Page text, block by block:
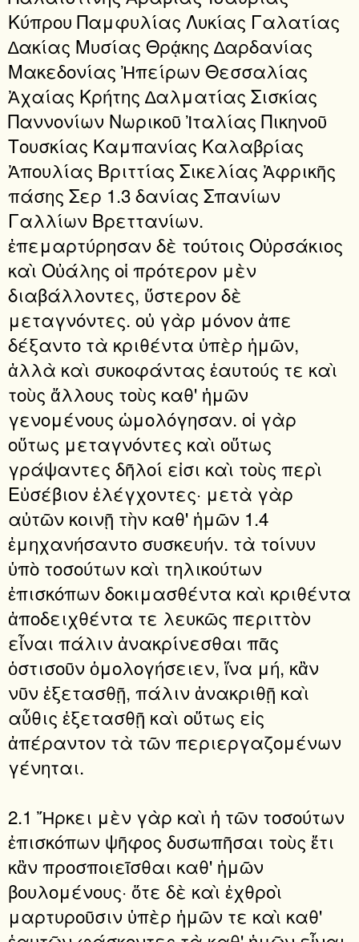
Κύπρου Παμφυλίας Λυκίας Γαλατίας
∆ακίας Μυσίας Θρᾴκης ∆αρδανίας
Μακεδονίας Ἠπείρων Θεσσαλίας
Ἀχαίας Κρήτης ∆αλματίας Σισκίας
Παννονίων Νωρικοῦ Ἰταλίας Πικηνοῦ
Τουσκίας Καμπανίας Καλαβρίας
Ἀπουλίας Βριττίας Σικελίας Ἀφρικῆς
πάσης Σερ 1.3 δανίας Σπανίων
Γαλλίων Βρεττανίων.
ἐπεμαρτύρησαν δὲ τούτοις Οὐρσάκιος
καὶ Οὐάλης οἱ πρότερον μὲν
διαβάλλοντες, ὕστερον δὲ
μεταγνόντες. οὐ γὰρ μόνον ἀπε
δέξαντο τὰ κριθέντα ὑπὲρ ἡμῶν,
ἀλλὰ καὶ συκοφάντας ἑαυτούς τε καὶ
τοὺς ἄλλους τοὺς καθ' ἡμῶν
γενομένους ὡμολόγησαν. οἱ γὰρ
οὕτως μεταγνόντες καὶ οὕτως
γράψαντες δῆλοί εἰσι καὶ τοὺς περὶ
Εὐσέβιον ἐλέγχοντες· μετὰ γὰρ
αὐτῶν κοινῇ τὴν καθ' ἡμῶν 1.4
ἐμηχανήσαντο συσκευήν. τὰ τοίνυν
ὑπὸ τοσούτων καὶ τηλικούτων
ἐπισκόπων δοκιμασθέντα καὶ κριθέντα
ἀποδειχθέντα τε λευκῶς περιττὸν
εἶναι πάλιν ἀνακρίνεσθαι πᾶς
ὁστισοῦν ὁμολογήσειεν, ἵνα μή, κἂν
νῦν ἐξετασθῇ, πάλιν ἀνακριθῇ καὶ
αὖθις ἐξετασθῇ καὶ οὕτως εἰς
ἀπέραντον τὰ τῶν περιεργαζομένων
γένηται.
2.1 Ἤρκει μὲν γὰρ καὶ ἡ τῶν τοσούτων
ἐπισκόπων ψῆφος δυσωπῆσαι τοὺς ἔτι
κἂν προσποιεῖσθαι καθ' ἡμῶν
βουλομένους· ὅτε δὲ καὶ ἐχθροὶ
μαρτυροῦσιν ὑπὲρ ἡμῶν τε καὶ καθ'